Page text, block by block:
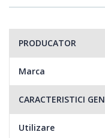
19000 rpm
Lame din inox
Carcasa din inox
Putere: 400W
PRODUCATOR
Marca
CARACTERISTICI
Utilizare